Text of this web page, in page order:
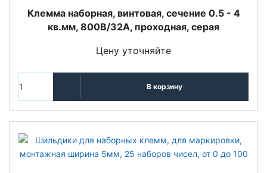
Клемма наборная, винтовая, сечение 0.5 - 4
кв.мм, 800В/32A, проходная, серая
Цену уточняйте
В корзину